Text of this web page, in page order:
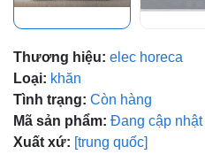
Thương hiệu: elec horeca
Loại: khăn
Tình trạng: Còn hàng
Mã sản phẩm: Đang cập nhật
Xuất xứ: [trung quốc]
Mã giảm
Ngày hết
Điều kiện: